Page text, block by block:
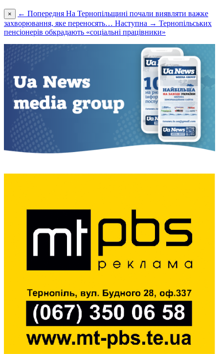
× ← Попередня На Тернопільщині почали виявляти важке
захворювання, яке переносять… Наступна → Тернопільських
пенсіонерів обкрадають «соціальні працівники»